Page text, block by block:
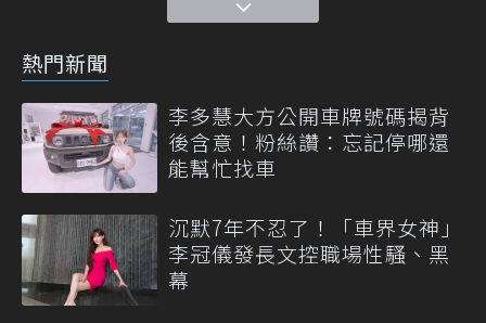
熱門新聞
李多慧大方公開車牌號碼揭背
後含意！粉絲讚：忘記停哪還
能幫忙找車
沉默7年不忍了！「車界女神」
李冠儀發長文控職場性騷、黑
幕